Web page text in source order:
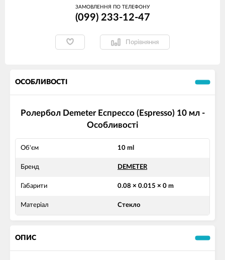
ЗАМОВЛЕННЯ ПО ТЕЛЕФОНУ
(099) 233-12-47
Порівняння
ОСОБЛИВОСТІ
Ролербол Demeter Еспрессо (Espresso) 10 мл -
Особливості
Об'єм 10 ml
Бренд DEMETER
Габарити 0.08 × 0.015 × 0 m
Матеріал Стекло
ОПИС